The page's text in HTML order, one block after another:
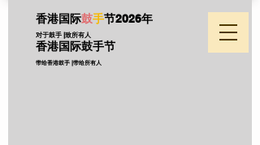
香港国际鼓手节2026年
对于鼓手 |致所有人
香港国际鼓手节
带给香港鼓手 |带给所有人